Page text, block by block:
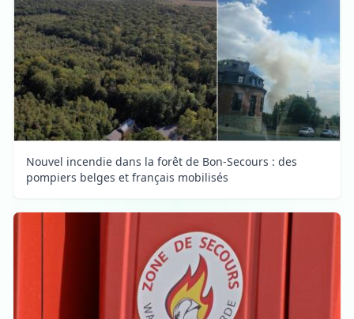
Nouvel incendie dans la forêt de Bon-Secours : des
pompiers belges et français mobilisés